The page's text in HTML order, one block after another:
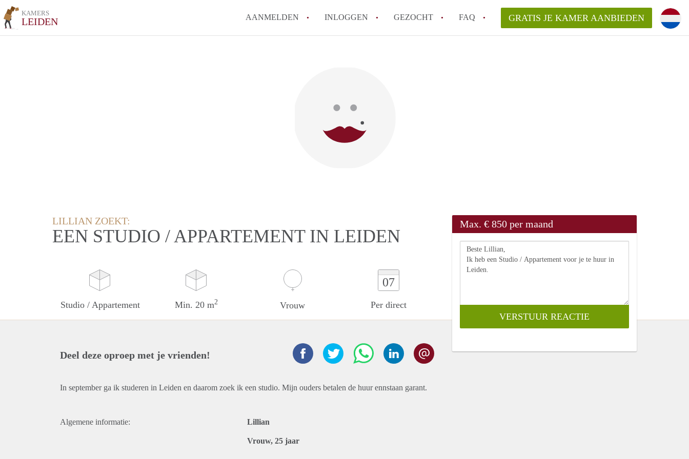
KAMERS
LEIDEN AANMELDEN INLOGGEN GEZOCHT FAQ GRATIS JE KAMER AANBIEDEN
LILLIAN ZOEKT:
EEN STUDIO / APPARTEMENT IN LEIDEN
Studio / Appartement Min. 20 m2 Vrouw
07
Per direct
Max. € 850 per maand
Deel deze oproep met je vrienden!
In september ga ik studeren in Leiden en daarom zoek ik een studio. Mijn ouders betalen de huur ennstaan garant.
Algemene informatie: Lillian
Vrouw, 25 jaar